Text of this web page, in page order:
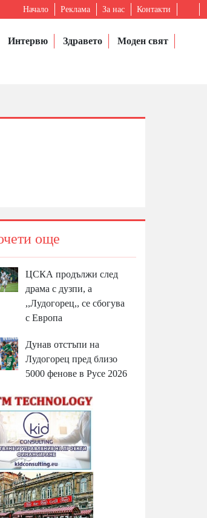
Начало Реклама За нас Контакти
Интервю Здравето
Моден свят
още
ЦСКА продължи след
драма с дузпи, а
,,Лудогорец,, се сбогува
с Европа
Дунав отстъпи на
Лудогорец пред близо
5000 фенове в Русе 2026